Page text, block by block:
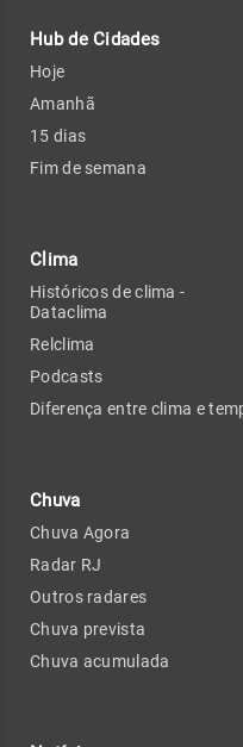
Hub de Cidades
Hoje
Amanhã
15 dias
Fim de semana
Clima
Históricos de clima -
Dataclima
Relclima
Podcasts
Diferença entre clima e
Chuva
Chuva Agora
Radar RJ
Outros radares
Chuva prevista
Chuva acumulada